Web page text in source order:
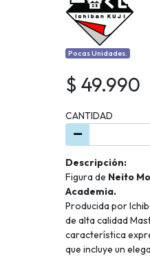
Pocas Unidades.
$ 49.990
CANTIDAD
Descripción:
Figura de Neito
Academia.
Producida por
de alta calidad
característica
que incluye un